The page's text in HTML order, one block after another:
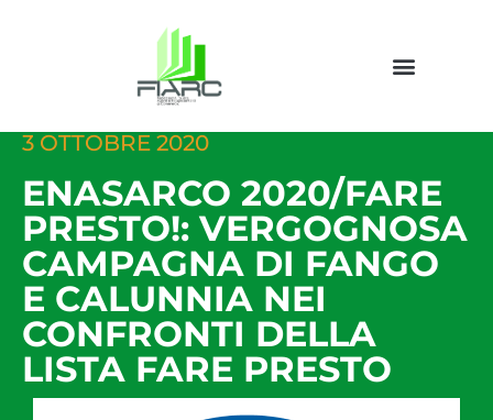
3 OTTOBRE 2020
ENASARCO 2020/FARE
PRESTO!: VERGOGNOSA
CAMPAGNA DI FANGO
E CALUNNIA NEI
CONFRONTI DELLA
LISTA FARE PRESTO